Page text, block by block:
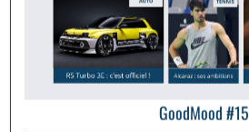
GoodMood #15